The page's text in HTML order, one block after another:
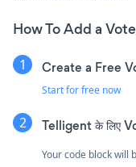
How To Add a
Create a Free
Start for free now
Telligent के लिए
Your code block will